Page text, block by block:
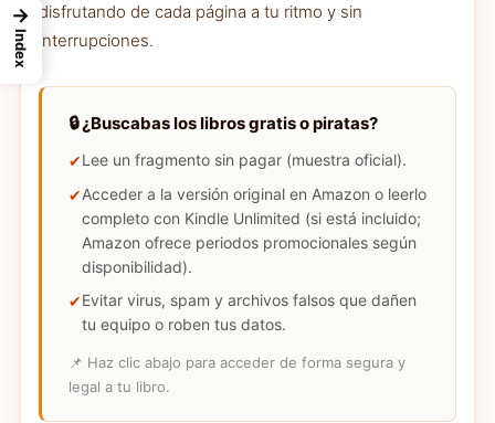
disfrutando de cada página a tu ritmo y sin
interrupciones.
🔒 ¿Buscabas los libros gratis o piratas?
Lee un fragmento sin pagar (muestra oficial).
Acceder a la versión original en Amazon o leerlo
completo con Kindle Unlimited (si está incluido;
Amazon ofrece periodos promocionales según
disponibilidad).
Evitar virus, spam y archivos falsos que dañen
tu equipo o roben tus datos.
📌 Haz clic abajo para acceder de forma segura y
legal a tu libro.
→
Index